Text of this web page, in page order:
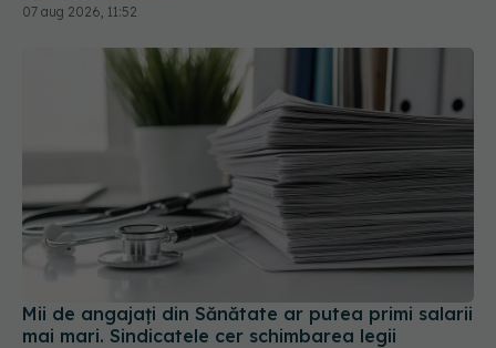
07 aug 2026, 11:52
Mii de angajați din Sănătate ar putea primi salarii
mai mari. Sindicatele cer schimbarea legii